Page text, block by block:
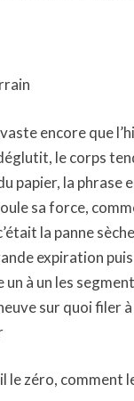
encore que
le corps
papier, la phrase
sa force,
la panne
expiration
à un les
sur quoi filer
zéro, comment